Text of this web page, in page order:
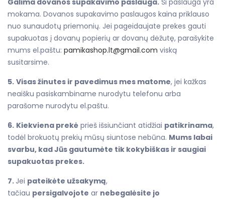
Galima dovanos supakavimo paslauga. Ši paslauga yra
mokama. Dovanos supakavimo paslaugos kaina priklauso
nuo sunaudotų priemonių. Jei pageidaujate prekes gauti
supakuotas į dovanų popierių ar dovanų dėžutę, parašykite
mums el.paštu: pamikashop.lt@gmail.com viską
susitarsime.
5. Visas žinutes ir pavedimus mes matome, jei kažkas
neaišku pasiskambiname nurodytu telefonu arba
parašome nurodytu el.paštu.
6. Kiekviena prekė prieš išsiunčiant atidžiai patikrinama,
todėl brokuotų prekių mūsų siuntose nebūna. Mums labai
svarbu, kad Jūs gautumėte tik kokybiškas ir saugiai
supakuotas prekes.
7. Jei pateikėte užsakymą,
tačiau persigalvojote ar nebegalėsite jo